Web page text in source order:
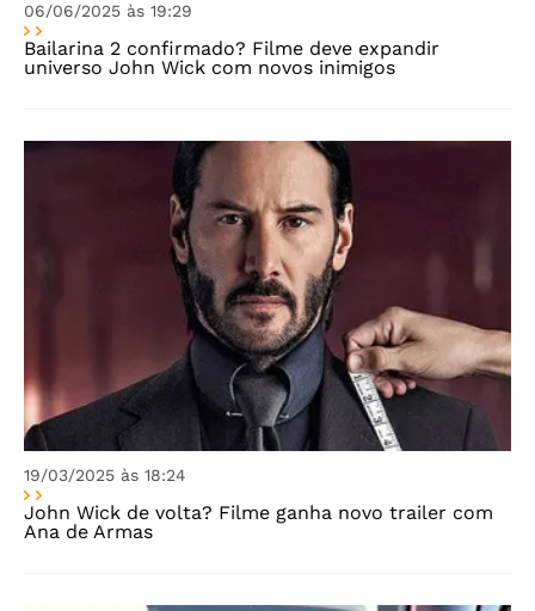
06/06/2025 às 19:29
Bailarina 2 confirmado? Filme deve expandir
universo John Wick com novos inimigos
19/03/2025 às 18:24
John Wick de volta? Filme ganha novo trailer com
Ana de Armas